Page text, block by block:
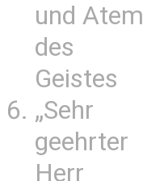
und Atem
des
Geistes
„Sehr
geehrter
Herr